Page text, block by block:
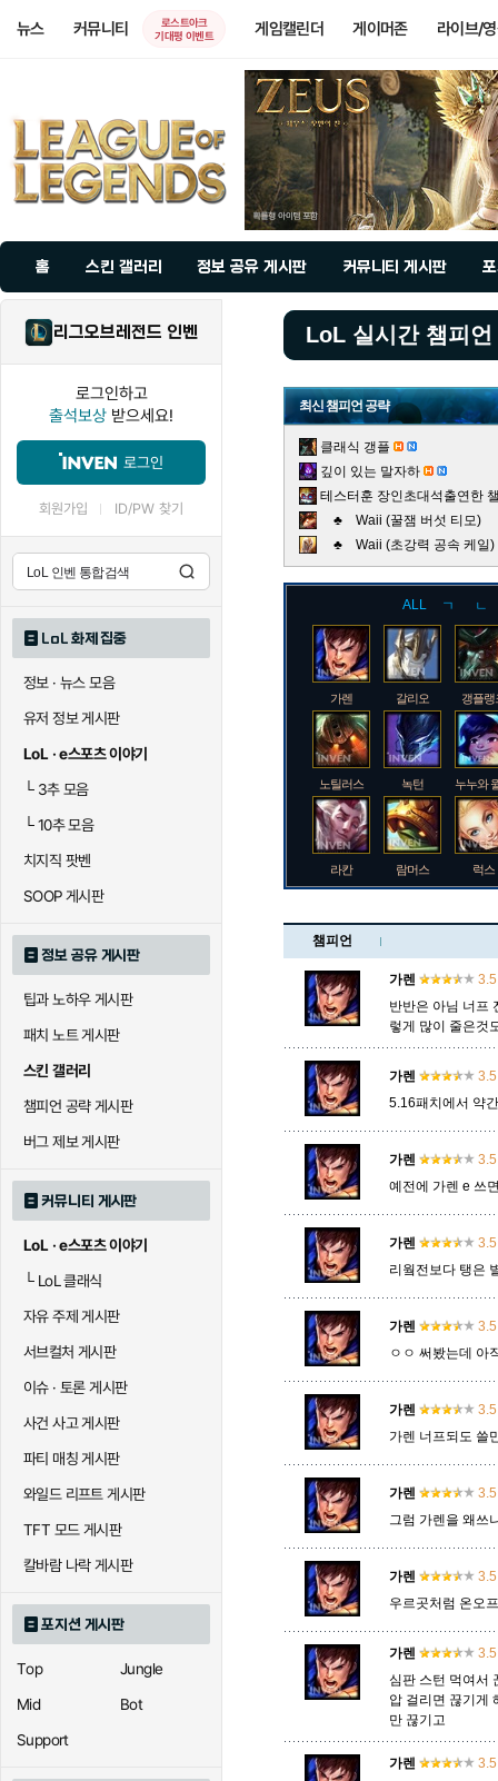
뉴스 커뮤니티
로스트아크
기대평 이벤트
게임캘린더 게이머존 라이브/
홈 스킨 갤러리 정보 공유 게시판 커뮤니티 게시판
리그오브레전드 인벤
로그인하고
출석보상 받으세요!
로그인
회원가입 ID/PW 찾기
LoL 화제 집중
정보 · 뉴스 모음
유저 정보 게시판
LoL · e스포츠 이야기
└3추 모음
└10추 모음
치지직 팟벤
SOOP 게시판
정보 공유 게시판
팁과 노하우 게시판
패치 노트 게시판
스킨 갤러리
챔피언 공략 게시판
버그 제보 게시판
커뮤니티 게시판
LoL · e스포츠 이야기
└LoL 클래식
자유 주제 게시판
서브컬처 게시판
이슈 · 토론 게시판
사건 사고 게시판
파티 매칭 게시판
와일드 리프트 게시판
TFT 모드 게시판
칼바람 나락 게시판
포지션 게시판
Top
Jungle
Mid
Bot
Support
LoL 실시간 챔피언
최신 챔피언 공략
클래식 갱플
깊이 있는 말자하
테스터훈 장인초대석출연한
♣ Waii (꿀잼 버섯 티모)
♣ Waii (초강력 공속 케
ALL ㄱ ㄴ
가렌 갈리오 갱플랭
노틸러스 녹턴 누누와
라칸 람머스 럭스
블라디미르 블리츠크랭크 비에
세라핀 세주아니 세트
시비르 신 짜오 신드
아칼리 아크샨 아트록
자크
챔피언
가렌
3.5
반반은 아님 너프
렇게 많이 줄은것
가렌
3.5
5.16패치에서 약
가렌
3.5
예전에 가렌 e 쓰
가렌
3.5
리웤전보다 탱은
가렌
3.5
ㅇㅇ 써봤는데 아
가렌
3.5
가렌 너프되도 쓸
가렌
3.5
그럼 가렌을 왜쓰
가렌
3.5
우르곳처럼 온오
가렌
3.5
심판 스턴 먹여서
압 걸리면 끊기게
만 끊기고
가렌
3.5